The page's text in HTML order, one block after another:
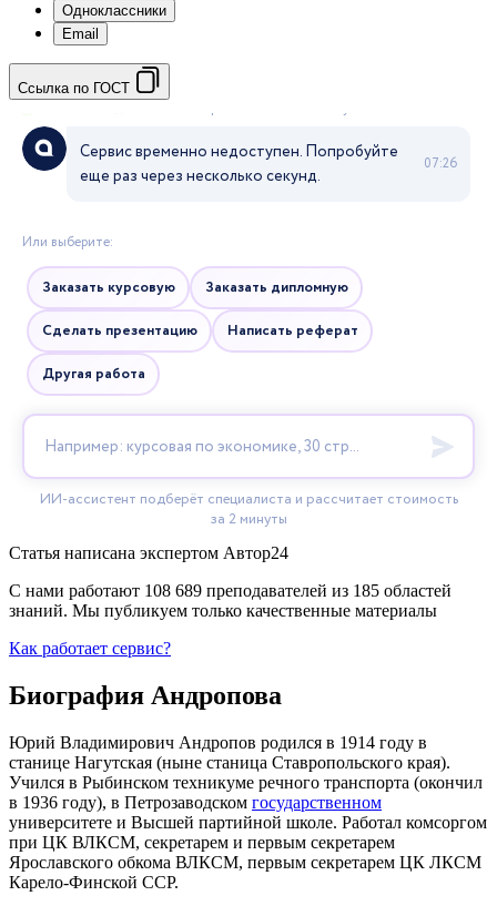
Одноклассники
Email
Ссылка по ГОСТ
Статья написана экспертом Автор24
С нами работают 108 689 преподавателей из 185 областей
знаний. Мы публикуем только качественные материалы
Как работает сервис?
Биография Андропова
Юрий Владимирович Андропов родился в 1914 году в
станице Нагутская (ныне станица Ставропольского края).
Учился в Рыбинском техникуме речного транспорта (окончил
в 1936 году), в Петрозаводском государственном
университете и Высшей партийной школе. Работал комсоргом
при ЦК ВЛКСМ, секретарем и первым секретарем
Ярославского обкома ВЛКСМ, первым секретарем ЦК ЛКСМ
Карело-Финской ССР.